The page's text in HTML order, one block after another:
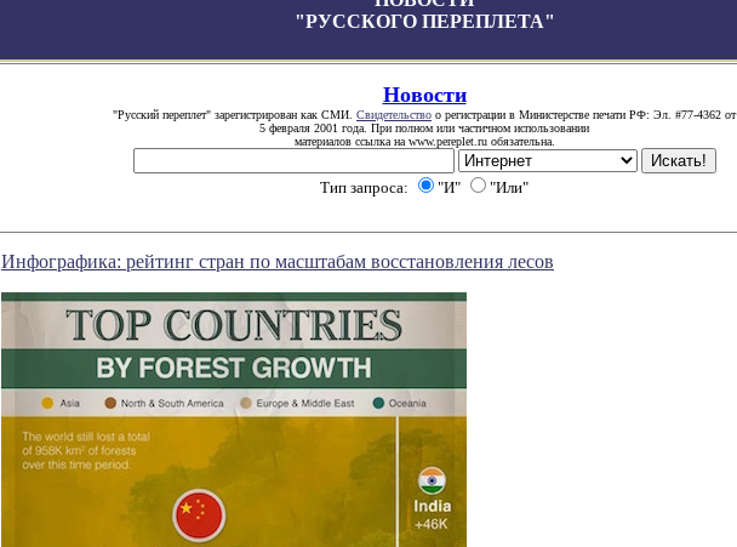
"РУССКОГО ПЕРЕПЛЕТА"
Новости
"Русский переплет" зарегистрирован как СМИ. Свидетельство о регистрации в Министерстве печати РФ: Эл. #77-4362 от
5 февраля 2001 года. При полном или частичном использовании
материалов ссылка на www.pereplet.ru обязательна.
Тип запроса: "И" "Или"
Инфографика: рейтинг стран по масштабам восстановления лесов